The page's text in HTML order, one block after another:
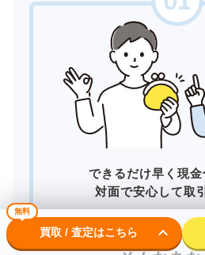
できるだけ早く現金
対面で安心して取
無料
買取 / 査定はこちら keyboard_arrow_down